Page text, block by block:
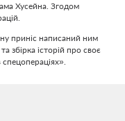
Хусейна. Згодом
приніс написаний ним
збірка історій про своє